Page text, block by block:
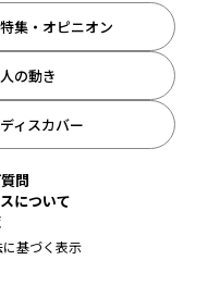
特集・オピニオン
人の動き
ディスカバー
問
について
基づく表示